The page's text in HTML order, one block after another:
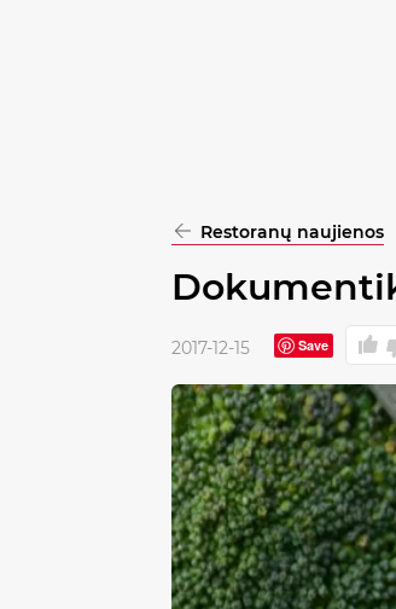
Restoranų naujienos
2017-12-15 Save